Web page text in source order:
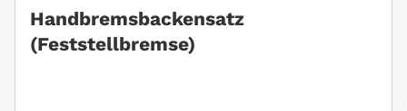
4. MOTORTYP
Handbremsbackensatz
(Feststellbremse)